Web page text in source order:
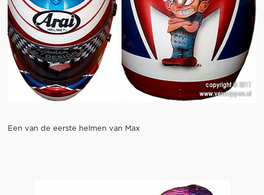
Een van de eerste helmen van Max